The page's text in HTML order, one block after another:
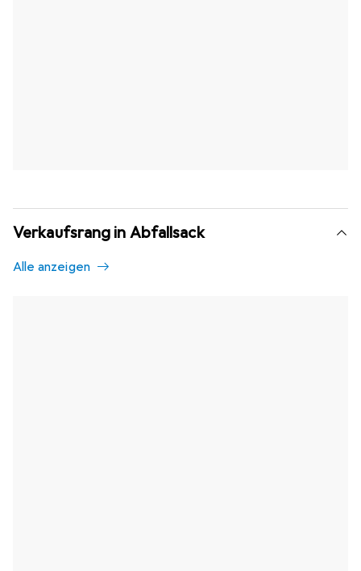
Verkaufsrang in Abfallsack
Alle anzeigen